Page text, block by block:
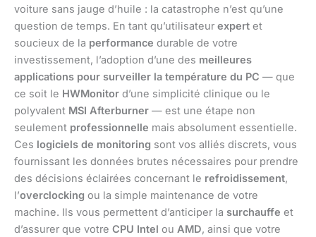
voiture sans jauge d’huile : la catastrophe n’est qu’une
question de temps. En tant qu’utilisateur expert et
soucieux de la performance durable de votre
investissement, l’adoption d’une des meilleures
applications pour surveiller la température du PC — que
ce soit le HWMonitor d’une simplicité clinique ou le
polyvalent MSI Afterburner — est une étape non
seulement professionnelle mais absolument essentielle.
Ces logiciels de monitoring sont vos alliés discrets, vous
fournissant les données brutes nécessaires pour prendre
des décisions éclairées concernant le refroidissement,
l’overclocking ou la simple maintenance de votre
machine. Ils vous permettent d’anticiper la surchauffe et
d’assurer que votre CPU Intel ou AMD, ainsi que votre